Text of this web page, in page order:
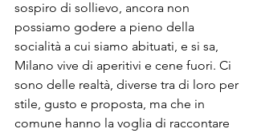
sospiro di sollievo, ancora non
possiamo godere a pieno della
socialità a cui siamo abituati, e si sa,
Milano vive di aperitivi e cene fuori. Ci
sono delle realtà, diverse tra di loro per
stile, gusto e proposta, ma che in
comune hanno la voglia di raccontare